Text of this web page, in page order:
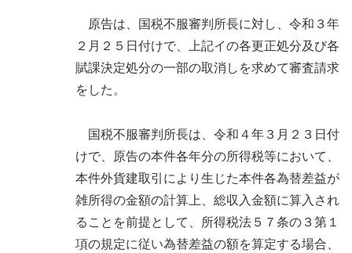
原告は、国税不服審判所長に対し、令和３年
２月２５日付けで、上記イの各更正処分及び各
賦課決定処分の一部の取消しを求めて審査請求
をした。
国税不服審判所長は、令和４年３月２３日付
けで、原告の本件各年分の所得税等において、
本件外貨建取引により生じた本件各為替差益が
雑所得の金額の計算上、総収入金額に算入され
ることを前提として、所得税法５７条の３第１
項の規定に従い為替差益の額を算定する場合、